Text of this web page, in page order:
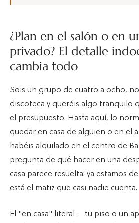
¿Plan en el salón o en
privado? El detalle
cambia todo
Sois un grupo de cuatro a ocho,
discoteca y queréis algo tranquilo
el presupuesto. Hasta aquí, lo
quedar en casa de alguien o en el
habéis alquilado en el centro de
pregunta de qué hacer en una
casa parece resuelta: ya estamos
está el matiz que casi nadie cuenta.
El "en casa" literal —tu piso o un